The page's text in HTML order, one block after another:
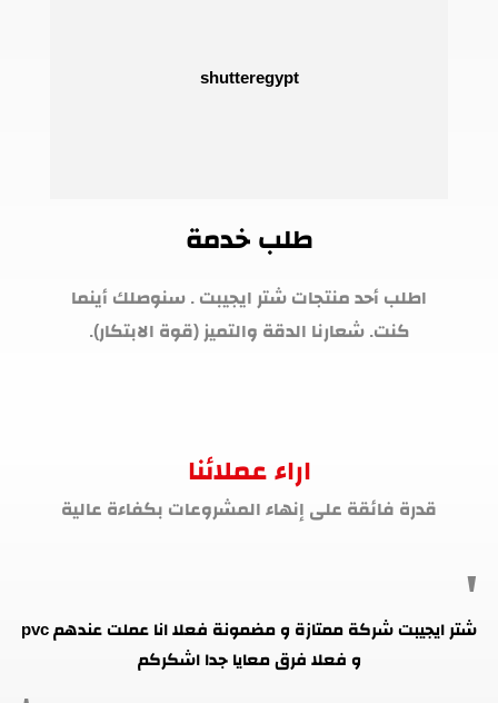
طلب خدمة
اطلب أحد منتجات شتر ايجيبت . سنوصلك أينما
كنت. شعارنا الدقة والتميز (قوة الابتكار).
اراء عملائنا
قدرة فائقة على إنهاء المشروعات بكفاءة عالية
شتر ايجيبت شركة ممتازة و مضمونة فعلا انا عملت عندهم pvc
و فعلا فرق معايا جدا اشكركم